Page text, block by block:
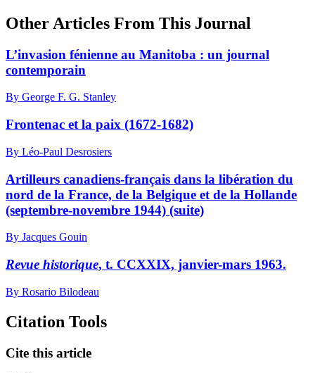
Other Articles From This Journal
L’invasion fénienne au Manitoba : un journal
contemporain
By George F. G. Stanley
Frontenac et la paix (1672-1682)
By Léo-Paul Desrosiers
Artilleurs canadiens-français dans la libération du
nord de la France, de la Belgique et de la Hollande
(septembre-novembre 1944) (suite)
By Jacques Gouin
Revue historique, t. CCXXIX, janvier-mars 1963.
By Rosario Bilodeau
Citation Tools
Cite this article